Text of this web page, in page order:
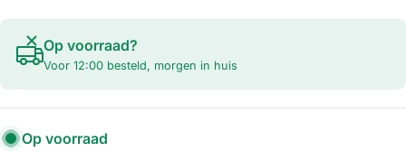
Op voorraad?
Voor 12:00 besteld, morgen in huis
Op voorraad